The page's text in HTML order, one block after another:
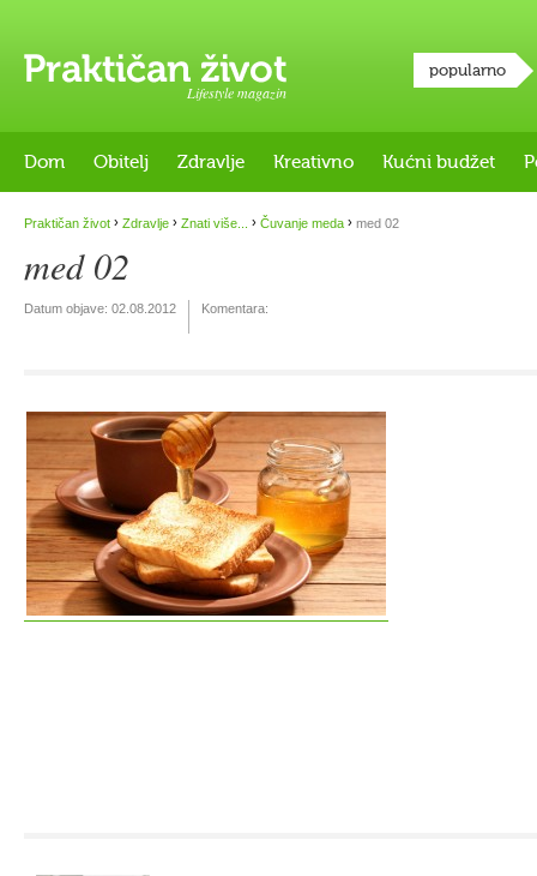
Lifestyle magazin
popularno
Dom Obitelj Zdravlje Kreativno Kućni budžet
Praktičan život › Zdravlje › Znati više... › Čuvanje meda › med 02
med 02
Datum objave: 02.08.2012 Komentara: